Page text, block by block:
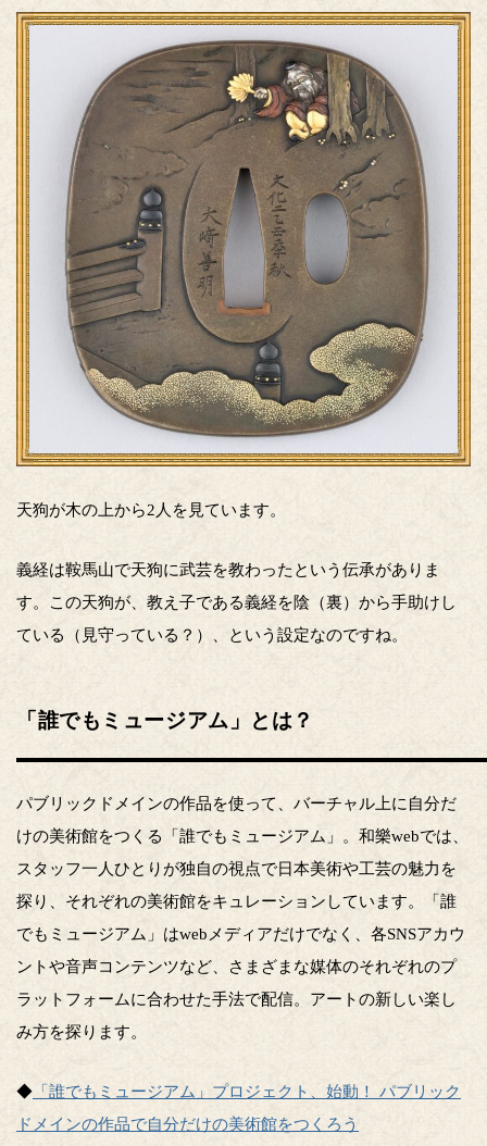
天狗が木の上から2人を見ています。
義経は鞍馬山で天狗に武芸を教わったという伝承がありま
す。この天狗が、教え子である義経を陰（裏）から手助けし
ている（見守っている？）、という設定なのですね。
「誰でもミュージアム」とは？
パブリックドメインの作品を使って、バーチャル上に自分だ
けの美術館をつくる「誰でもミュージアム」。和樂webでは、
スタッフ一人ひとりが独自の視点で日本美術や工芸の魅力を
探り、それぞれの美術館をキュレーションしています。「誰
でもミュージアム」はwebメディアだけでなく、各SNSアカウ
ントや音声コンテンツなど、さまざまな媒体のそれぞれのプ
ラットフォームに合わせた手法で配信。アートの新しい楽し
み方を探ります。
◆ 「誰でもミュージアム」プロジェクト、始動！ パブリック
ドメインの作品で自分だけの美術館をつくろう